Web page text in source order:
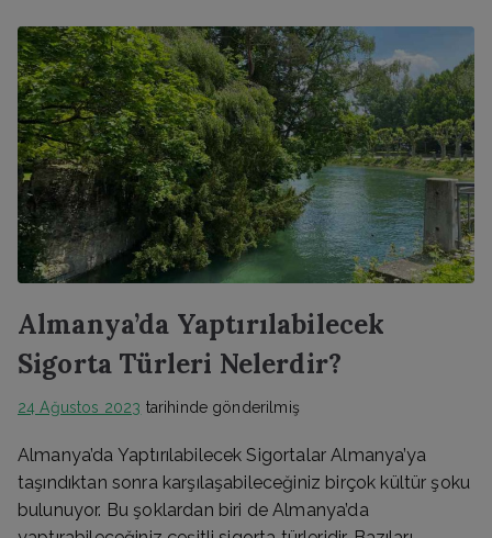
Almanya’da Yaptırılabilecek
Sigorta Türleri Nelerdir?
24 Ağustos 2023 tarihinde gönderilmiş
Almanya’da Yaptırılabilecek Sigortalar Almanya’ya
taşındıktan sonra karşılaşabileceğiniz birçok kültür şoku
bulunuyor. Bu şoklardan biri de Almanya’da